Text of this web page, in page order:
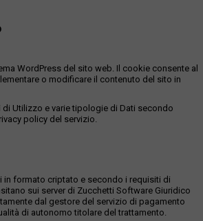
WordPress del sito web. Il cookie consente al
o modificare il contenuto del sito in
di Utilizzo e varie tipologie di Dati secondo
policy del servizio.
in formato criptato e secondo i requisiti di
sui server di Zucchetti Software Giuridico
dal gestore del servizio di pagamento
di autonomo titolare del trattamento.